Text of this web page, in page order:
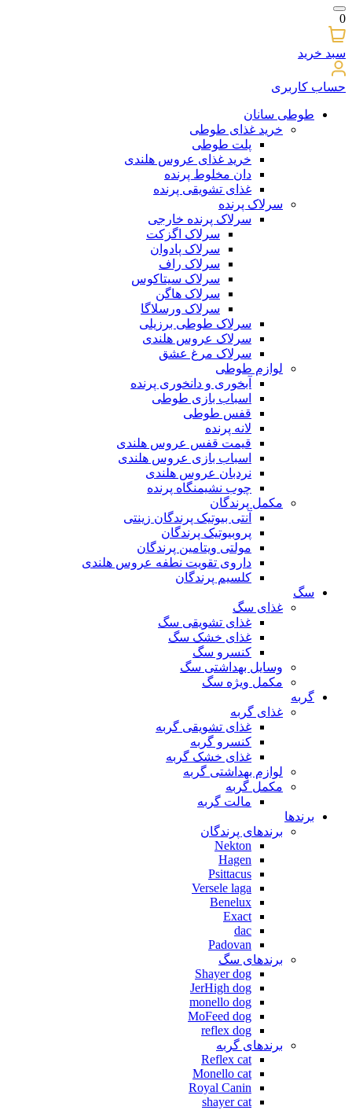
0
سبد خرید
حساب کاربری
طوطی سانان
خرید غذای طوطی
پلت طوطی
خرید غذای عروس هلندی
دان مخلوط پرنده
غذای تشویقی پرنده
سرلاک پرنده
سرلاک پرنده خارجی
سرلاک اگزکت
سرلاک پادوان
سرلاک راف
سرلاک سیتاکوس
سرلاک هاگن
سرلاک ورسلاگا
سرلاک طوطی برزیلی
سرلاک عروس هلندی
سرلاک مرغ عشق
لوازم طوطی
آبخوری و دانخوری پرنده
اسباب بازی طوطی
قفس طوطی
لانه پرنده
قیمت قفس عروس هلندی
اسباب بازی عروس هلندی
نردبان عروس هلندی
چوب نشیمنگاه پرنده
مکمل پرندگان
آنتی بیوتیک پرندگان زینتی
پروبیوتیک پرندگان
مولتی ویتامین پرندگان
داروی تقویت نطفه عروس هلندی
کلسیم پرندگان
سگ
غذای سگ
غذای تشویقی سگ
غذای خشک سگ
کنسرو سگ
وسایل بهداشتی سگ
مکمل ویژه سگ
گربه
غذای گربه
غذای تشویقی گربه
کنسرو گربه
غذای خشک گربه
لوازم بهداشتی گربه
مکمل گربه
مالت گربه
برندها
برندهای پرندگان
Nekton
Hagen
Psittacus
Versele laga
Benelux
Exact
dac
Padovan
برندهای سگ
Shayer dog
JerHigh dog
monello dog
MoFeed dog
reflex dog
برندهای گربه
Reflex cat
Monello cat
Royal Canin
shayer cat